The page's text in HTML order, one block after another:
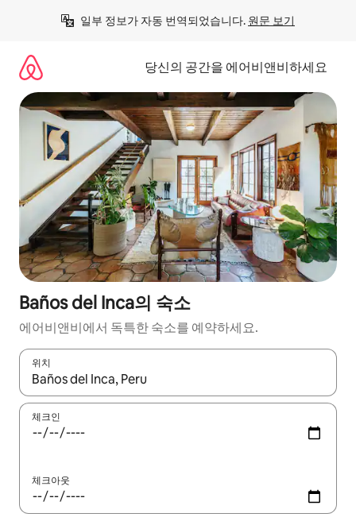
일부 정보가 자동 번역되었습니다. 원문 보기
당신의 공간을 에어비앤비하세요
Baños del Inca의 숙소
에어비앤비에서 독특한 숙소를 예약하세요.
위치
결과가 나오면 위·아래 화살표 키를 사용하거나 터치 또는 스와이
체크인
체크아웃